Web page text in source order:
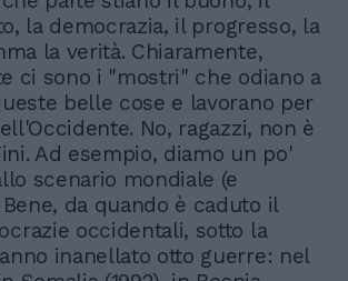
la democrazia, il progresso, la
la verità. Chiaramente,
ci sono i "mostri" che odiano a
belle cose e lavorano per
No, ragazzi, non è
Ad esempio, diamo un po'
scenario mondiale (e
da quando è caduto il
occidentali, sotto la
inanellato otto guerre: nel